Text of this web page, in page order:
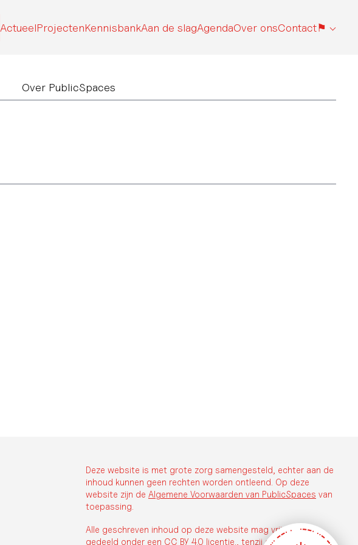
ActueelProjectenKennisbankAan de slagAgendaOver onsContact⚑
Over PublicSpaces
Deze website is met grote zorg samengesteld, echter aan de
inhoud kunnen geen rechten worden ontleend. Op deze
website zijn de Algemene Voorwaarden van PublicSpaces van
toepassing.
Alle geschreven inhoud op deze website mag vrij worden
gedeeld onder een CC BY 4.0 licentie. , tenzij anders vermeld.